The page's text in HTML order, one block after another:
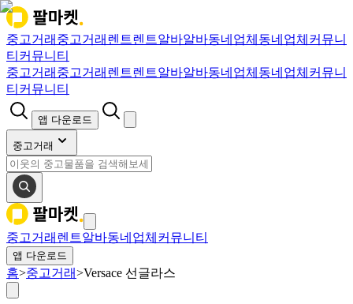
중고거래 중고거래 렌트렌트알바알바동네업체 동네업체 커뮤니
티 커뮤니티
중고거래 중고거래 렌트렌트알바알바동네업체 동네업체 커뮤니
티 커뮤니티
앱 다운로드
중고거래
중고거래 렌트알바동네업체 커뮤니티
앱 다운로드
홈>중고거래>Versace 선글라스